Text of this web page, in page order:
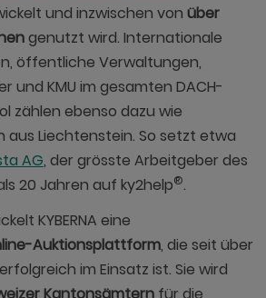
und inzwischen von über
genutzt wird. Internationale
öffentliche Verwaltungen,
und KMU im gesamten DACH-
zählen ebenso dazu wie
aus Liechtenstein. So setzt etwa
AG, der grösste Arbeitgeber des
20 Jahren auf ky2help®.
KYBERNA eine
Auktionsplattform, die seit über
im Einsatz ist. Sie wird